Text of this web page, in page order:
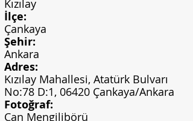
Kızılay
İlçe:
Çankaya
Şehir:
Ankara
Adres:
Kızılay Mahallesi, Atatürk Bulvarı
No:78 D:1, 06420 Çankaya/Ankara
Fotoğraf:
Can Mengilibörü